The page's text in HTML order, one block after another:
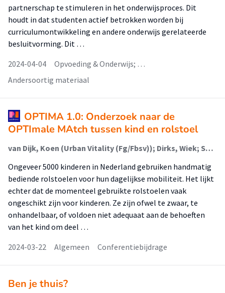
partnerschap te stimuleren in het onderwijsproces. Dit
houdt in dat studenten actief betrokken worden bij
curriculumontwikkeling en andere onderwijs gerelateerde
besluitvorming. Dit …
2024-04-04
Opvoeding & Onderwijs; …
Andersoortig materiaal
OPTIMA 1.0: Onderzoek naar de
OPTImale MAtch tussen kind en rolstoel
van Dijk, Koen (Urban Vitality (Fg/Fbsv)); Dirks, Wiek; Sol, Marleen; Berger, Monique; van Hartingsveldt, Margo (Lectoraat Ergotherapie - Participatie En Omgeving); van Dongen, Hanneke; Valent, Linda; Willems, Marike; Schuijtemaker, Marije
Ongeveer 5000 kinderen in Nederland gebruiken handmatig
bediende rolstoelen voor hun dagelijkse mobiliteit. Het lijkt
echter dat de momenteel gebruikte rolstoelen vaak
ongeschikt zijn voor kinderen. Ze zijn ofwel te zwaar, te
onhandelbaar, of voldoen niet adequaat aan de behoeften
van het kind om deel …
2024-03-22
Algemeen Conferentiebijdrage
Ben je thuis?